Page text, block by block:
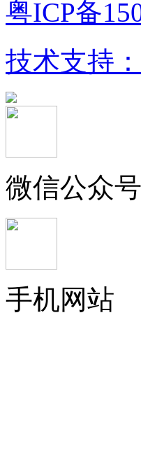
粤ICP备
技术支持
微信公众号
手机网站